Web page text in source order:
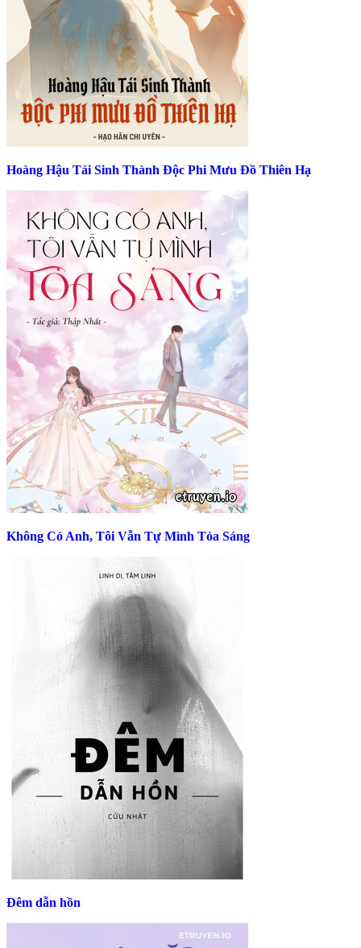
Hoàng Hậu Tái Sinh Thành Độc Phi Mưu Đồ Thiên Hạ
Không Có Anh, Tôi Vẫn Tự Mình Tỏa Sáng
Đêm dẫn hồn